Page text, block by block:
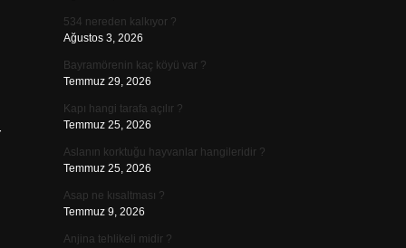
534 nereden kalkıyor ?
Ağustos 3, 2026
Bayramörenin kaç köyü var ?
Temmuz 29, 2026
Kapı hangi tarafa açılır ?
Temmuz 25, 2026
Aslanın korktuğu hayvanlar hangileridir ?
Temmuz 25, 2026
Asap ne kısaltması ?
Temmuz 9, 2026
Anjina tehlikeli midir ?